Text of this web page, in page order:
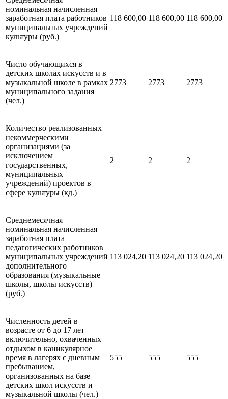
номинальная начисленная
заработная плата работников
муниципальных учреждений
культуры (руб.)
118 600,00 118 600,00 118 600,00
Число обучающихся в
детских школах искусств и в
музыкальной школе в рамках
муниципального задания
(чел.)
2773 2773 2773
Количество реализованных
некоммерческими
организациями (за
исключением
государственных,
муниципальных
учреждений) проектов в
сфере культуры (кд.)
2 2 2
Среднемесячная
номинальная начисленная
заработная плата
педагогических работников
муниципальных учреждений
дополнительного
образования (музыкальные
школы, школы искусств)
(руб.)
113 024,20 113 024,20 113 024,20
Численность детей в
возрасте от 6 до 17 лет
включительно, охваченных
отдыхом в каникулярное
время в лагерях с дневным
пребыванием,
организованных на базе
детских школ искусств и
музыкальной школы (чел.)
555 555 555